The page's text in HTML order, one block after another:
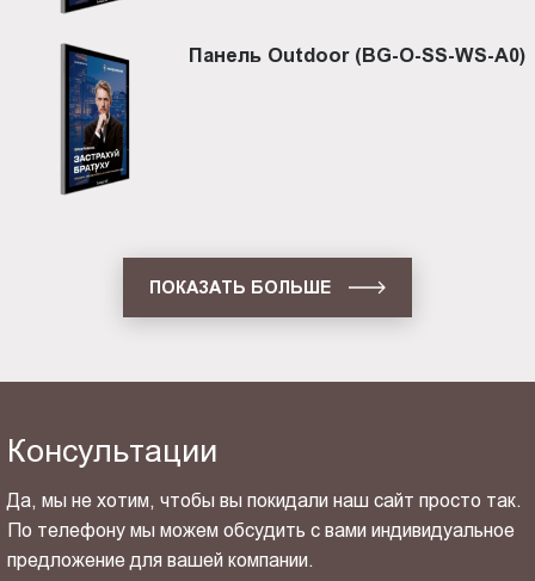
Панель Outdoor (BG-O-SS-WS-A0)
ПОКАЗАТЬ БОЛЬШЕ
Консультации
Да, мы не хотим, чтобы вы покидали наш сайт просто так.
По телефону мы можем обсудить с вами индивидуальное
предложение для вашей компании.